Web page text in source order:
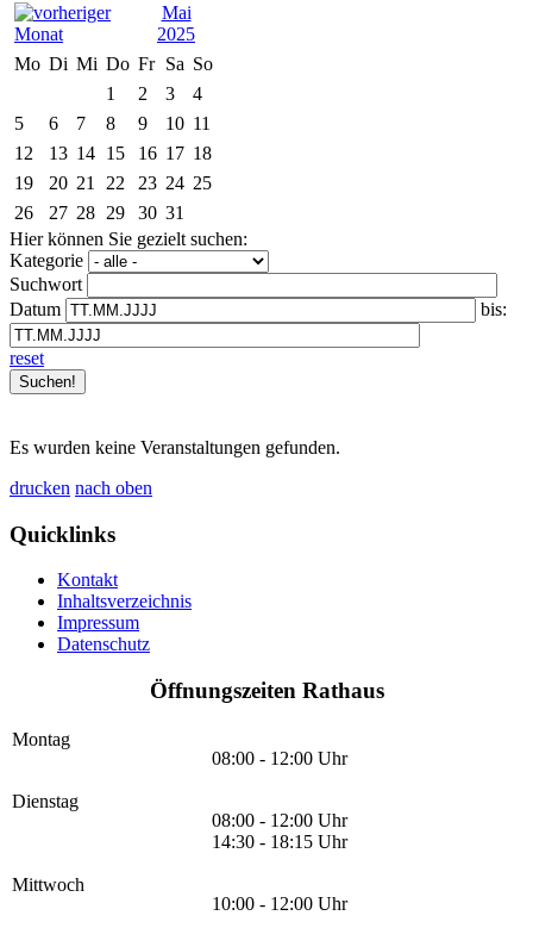
Mai
2025
Mo Di Mi Do Fr Sa So
1
2 3
4
5
6 7 8 9 10 11
12
13 14 15 16 17 18
19
20 21 22 23 24 25
26
27 28 29 30 31
Hier können Sie gezielt suchen:
Kategorie
Suchwort
Datum
bis:
reset
Es wurden keine Veranstaltungen gefunden.
drucken nach oben
Quicklinks
Kontakt
Inhaltsverzeichnis
Impressum
Datenschutz
Öffnungszeiten Rathaus
Montag
08:00 - 12:00 Uhr
Dienstag
08:00 - 12:00 Uhr
14:30 - 18:15 Uhr
Mittwoch
10:00 - 12:00 Uhr